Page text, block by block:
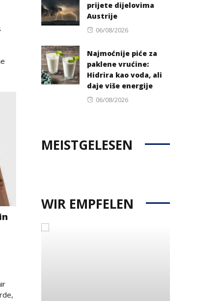
prijete dijelovima
Austrije
Posted
06/08/2026
Najmoćnije piće za
paklene vrućine:
Hidrira kao voda, ali
daje više energije
Posted
06/08/2026
MEISTGELESEN
WIR EMPFELEN